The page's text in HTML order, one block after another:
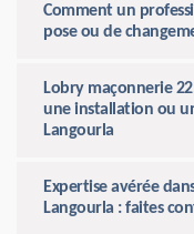
Comment un
pose ou de
Lobry maçonnerie
une installation ou
Langourla
Expertise avérée
Langourla : faites